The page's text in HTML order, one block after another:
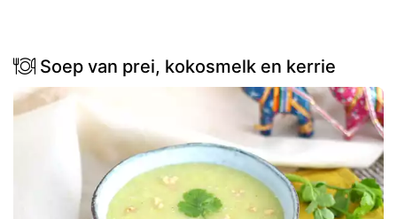
Soep van prei, kokosmelk en kerrie